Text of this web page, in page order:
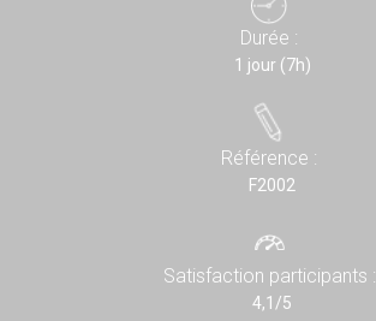
Durée :
1 jour (7h)
Référence :
F2002
Satisfaction participants :
4,1/5